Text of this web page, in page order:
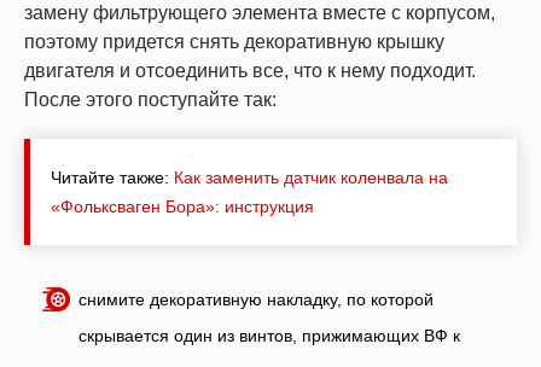
замену фильтрующего элемента вместе с корпусом,
поэтому придется снять декоративную крышку
двигателя и отсоединить все, что к нему подходит.
После этого поступайте так:
Читайте также: Как заменить датчик коленвала на
«Фольксваген Бора»: инструкция
снимите декоративную накладку, по которой
скрывается один из винтов, прижимающих ВФ к